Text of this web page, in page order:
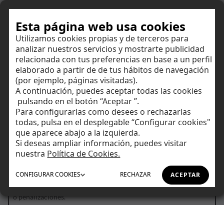
Esta página web usa cookies
Utilizamos cookies propias y de terceros para
analizar nuestros servicios y mostrarte publicidad
relacionada con tus preferencias en base a un perfil
elaborado a partir de de tus hábitos de navegación
(por ejemplo, páginas visitadas).
A continuación, puedes aceptar todas las cookies
pulsando en el botón “Aceptar ”.
Para configurarlas como desees o rechazarlas
todas, pulsa en el desplegable “Configurar cookies"
que aparece abajo a la izquierda.
Si deseas ampliar información, puedes visitar
nuestra Política de Cookies.
ACEPTAR
RECHAZAR
CONFIGURARCOOKIES
Ahorrar
Invertir
Tu día a día
Aplicable a la Cuenta Self y al depósito
1/6
Este número es indicativo del riesgo del producto, siendo 1/6
indicativo de menor riesgo y 6/6 de mayor riesgo.
Singular Bank se encuentra adherido al Fondo Español de
Garantía de Depósitos de Entidades de Crédito. La cantidad
máxima garantizada por el Fondo es de 100.000 euros por
depositante.
El reembolso, rescate o la devolución anticipada de una
parte o de todo el principal invertido están sujetos a comisiones
o penalizaciones.